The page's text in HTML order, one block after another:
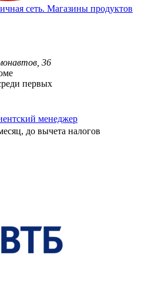
сеть. Магазины продуктов
36
первых
менеджер
до вычета налогов